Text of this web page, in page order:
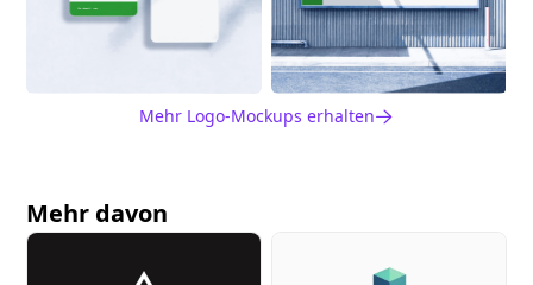
Alaskanoil.com
Mehr Logo-Mockups erhalten
Mehr davon